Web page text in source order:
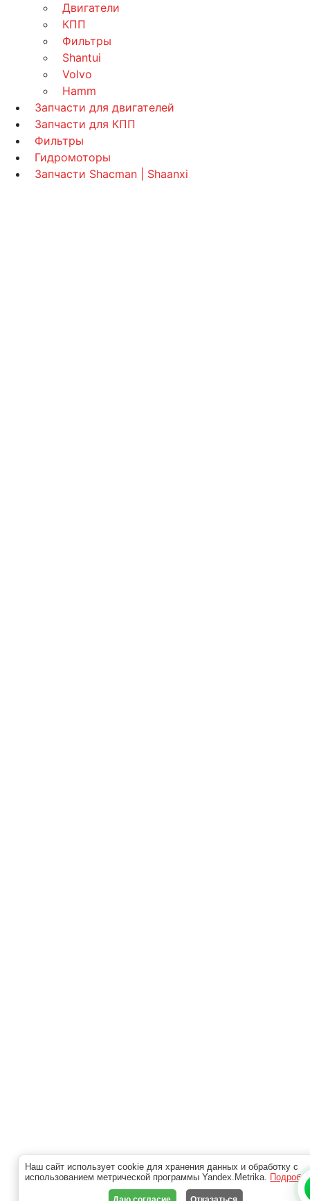
Наш сайт использует cookie для хранения данных и обработку с
использованием метрической программы Yandex.Metrika.
Двигатели
КПП
Фильтры
Shantui
Volvo
Hamm
Запчасти для двигателей
Запчасти для КПП
Фильтры
Гидромоторы
Запчасти Shacman | Shaanxi